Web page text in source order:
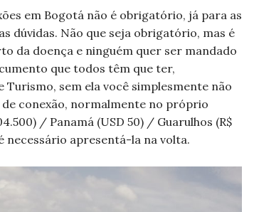
em Bogotá não é obrigatório, já para as
dúvidas. Não que seja obrigatório, mas é
da doença e ninguém quer ser mandado
que todos têm que ter,
sem ela você simplesmente não
conexão, normalmente no próprio
/ Panamá (USD 50) / Guarulhos (R$
necessário apresentá-la na volta.